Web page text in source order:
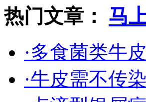
热门文章： 马
·多食菌类牛
·牛皮需不传